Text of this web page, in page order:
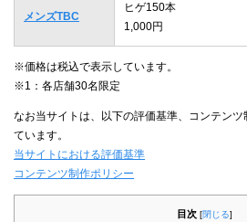
メンズTBC
ヒゲ150本
1,000円
※価格は税込で表示しています。
※1：各店舗30名限定
なお当サイトは、以下の評価基準、コンテン
ています。
当サイトにおける評価基準
コンテンツ制作ポリシー
目次 [閉じる]